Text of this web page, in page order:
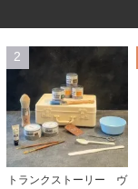
2
トランクストーリー ヴ